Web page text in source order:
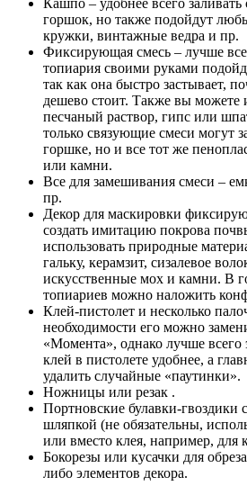
Кашпо – удобнее всего
горшок, но также подойдут
кружки, винтажные ведра и пр.
Фиксирующая смесь – лучше
топиария своими руками
так как она быстро застывает,
дешево стоит. Также вы можете
песчаный раствор, гипс или
только связующие смеси могут
горшке, но и все тот же
или камни.
Все для замешивания смеси –
пр.
Декор для маскировки
создать имитацию покрова
использовать природные
гальку, керамзит, сизалевое
искусственные мох и камни. В
топиариев можно наложить
Клей-пистолет и несколько
необходимости его можно
«Момента», однако лучше всего
клей в пистолете удобнее, а
удалить случайные «паутинки».
Ножницы или резак .
Портновские булавки-гвоздики
шляпкой (не обязательны,
или вместо клея, например, для
Бокорезы или кусачки для
либо элементов декора.